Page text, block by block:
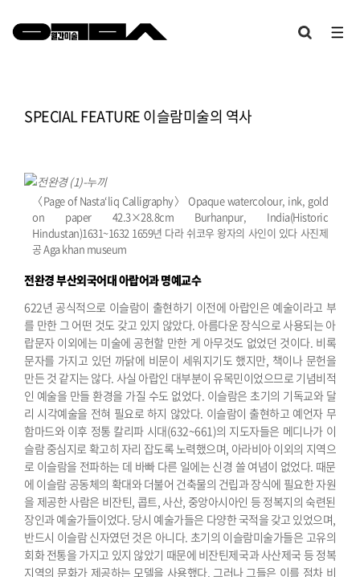
SPECIAL FEATURE 이슬람미술의 역사
〈Page of Nasta‘liq Calligraphy〉 Opaque watercolour, ink, gold
on paper 42.3×28.8cm Burhanpur, India(Historic
Hindustan)1631~1632 1659년 다라 쉬코우 왕자의 사인이 있다 사진제
공 Aga khan museum
전완경 부산외국어대 아랍어과 명예교수
622년 공식적으로 이슬람이 출현하기 이전에 아랍인은 예술이라고 부
를 만한 그 어떤 것도 갖고 있지 않았다. 아름다운 장식으로 사용되는 아
랍문자 이외에는 미술에 공헌할 만한 게 아무것도 없었던 것이다. 비록
문자를 가지고 있던 까닭에 비문이 세워지기도 했지만, 책이나 문헌을
만든 것 같지는 않다. 사실 아랍인 대부분이 유목민이었으므로 기념비적
인 예술을 만들 환경을 가질 수도 없었다. 이슬람은 초기의 기독교와 달
리 시각예술을 전혀 필요로 하지 않았다. 이슬람이 출현하고 예언자 무
함마드와 이후 정통 칼리파 시대(632~661)의 지도자들은 메디나가 이
슬람 중심지로 확고히 자리 잡도록 노력했으며, 아라비아 이외의 지역으
로 이슬람을 전파하는 데 바빠 다른 일에는 신경 쓸 여념이 없었다. 때문
에 이슬람 공동체의 확대와 더불어 건축물의 건립과 장식에 필요한 자원
을 제공한 사람은 비잔틴, 콥트, 사산, 중앙아시아인 등 정복지의 숙련된
장인과 예술가들이었다. 당시 예술가들은 다양한 국적을 갖고 있었으며,
반드시 이슬람 신자였던 것은 아니다. 초기의 이슬람미술가들은 고유의
회화 전통을 가지고 있지 않았기 때문에 비잔틴제국과 사산제국 등 정복
지역의 문화가 제공하는 모델을 사용했다. 그러나 그들은 이를 점차 비